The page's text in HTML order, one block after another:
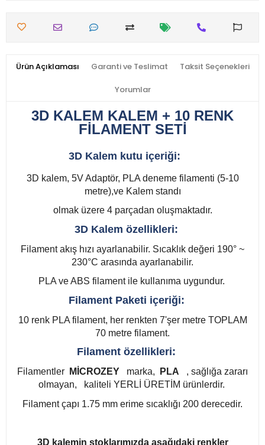
Ürün Açıklaması Garanti ve Teslimat Taksit Seçenekleri
Yorumlar
3D KALEM KALEM + 10 RENK
FİLAMENT SETİ
3D Kalem kutu içeriği:
3D kalem, 5V Adaptör, PLA deneme filamenti (5-10
metre),ve Kalem standı
olmak üzere 4 parçadan oluşmaktadır.
3D Kalem özellikleri:
Filament akış hızı ayarlanabilir. Sıcaklık değeri 190° ~
230°C arasında ayarlanabilir.
PLA ve ABS filament ile kullanıma uygundur.
Filament Paketi içeriği:
10 renk PLA filament, her renkten 7'şer metre TOPLAM
70 metre filament.
Filament özellikleri:
Filamentler MİCROZEY marka, PLA
, sağlığa zararı
olmayan,
kaliteli YERLİ ÜRETİM ürünlerdir.
Filament çapı 1.75 mm erime sıcaklığı 200 derecedir.
3D kalemin stoklarımızda aşağıdaki renkler